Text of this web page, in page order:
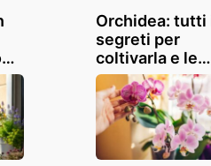
la
Orchidea: tutti
segreti per
coltivarla e le
specie più
al mondo